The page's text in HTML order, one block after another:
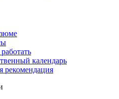
календарь
рекомендация